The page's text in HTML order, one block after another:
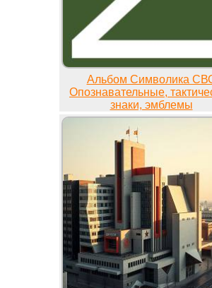
Альбом Символика
Опознавательные,
знаки, эмблемы